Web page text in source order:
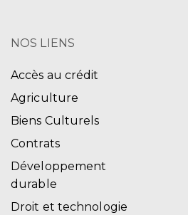
NOS LIENS
Accès au crédit
Agriculture
Biens Culturels
Contrats
Développement
durable
Droit et technologie